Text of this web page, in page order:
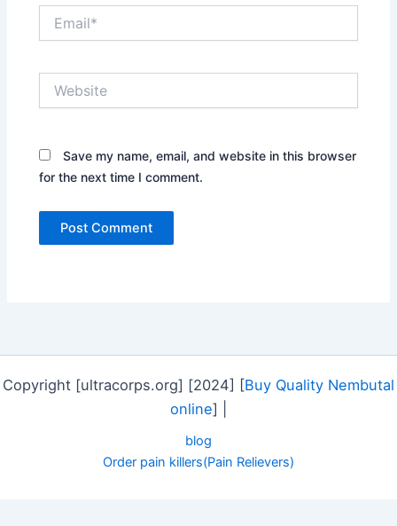
Save my name, email, and website in this browser
for the next time I comment.
Copyright [ultracorps.org] [2024] [Buy Quality Nembutal
online] |
blog
Order pain killers(Pain Relievers)